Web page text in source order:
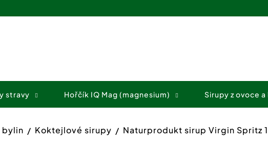
stravy Hořčík IQ Mag (magnesium) Sirupy z ovoce a
bylin Koktejlové sirupy Naturprodukt sirup Virgin Spritz
HLEDAT